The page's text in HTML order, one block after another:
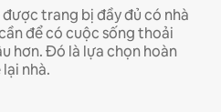
trang bị đầy đủ có nhà
để có cuộc sống thoải
hơn. Đó là lựa chọn hoàn
nhà.